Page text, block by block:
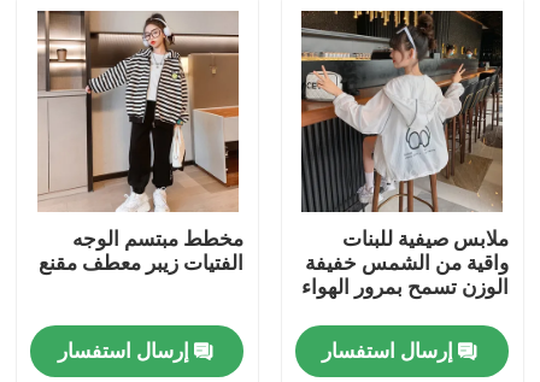
منتجات
معلومات عنا
ملابس صيفية للبنات
واقية من الشمس خفيفة
الوزن تسمح بمرور الهواء
إرسال استفسار
مخطط مبتسم الوجه
الفتيات زيبر معطف مقنع
إرسال استفسار